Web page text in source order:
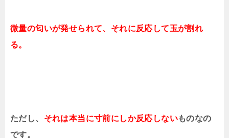
微量の匂いが発せられて、それに反応して玉が割れ
る。
ただし、 それは本当に寸前にしか反応しないものなの
です。